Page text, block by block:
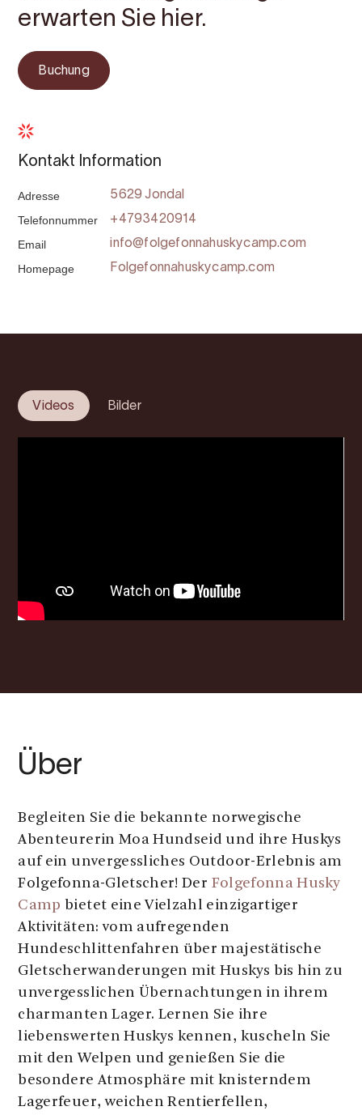
erwarten Sie hier.
Buchung
Kontakt Information
Adresse 5629 Jondal
Telefonnummer +4793420914
Email info@folgefonnahuskycamp.com
Homepage Folgefonnahuskycamp.com
Videos Bilder
Über
Begleiten Sie die bekannte norwegische
Abenteurerin Moa Hundseid und ihre Huskys
auf ein unvergessliches Outdoor-Erlebnis am
Folgefonna-Gletscher! Der Folgefonna Husky
Camp bietet eine Vielzahl einzigartiger
Aktivitäten: vom aufregenden
Hundeschlittenfahren über majestätische
Gletscherwanderungen mit Huskys bis hin zu
unvergesslichen Übernachtungen in ihrem
charmanten Lager. Lernen Sie ihre
liebenswerten Huskys kennen, kuscheln Sie
mit den Welpen und genießen Sie die
besondere Atmosphäre mit knisterndem
Lagerfeuer, weichen Rentierfellen,